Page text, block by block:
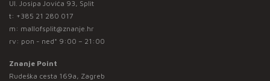
Ul. Josipa Jovića 93, Split
t: +385 21 280 017
m: mallofsplit@znanje.hr
rv: pon - ned* 9:00 – 21:00
Znanje Point
Rudeška cesta 169a, Zagreb